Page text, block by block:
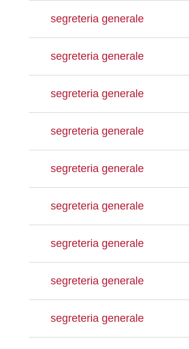
segreteria generale
segreteria generale
segreteria generale
segreteria generale
segreteria generale
segreteria generale
segreteria generale
segreteria generale
segreteria generale